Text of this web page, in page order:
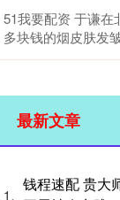
51我要配资 于谦在
多块钱的烟皮肤发
最新文章
1、
钱程速配 贵大